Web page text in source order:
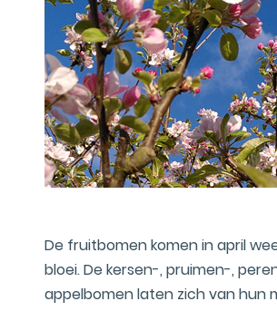
De fruitbomen komen in april
bloei. De kersen-, pruimen-,
appelbomen laten zich van hun